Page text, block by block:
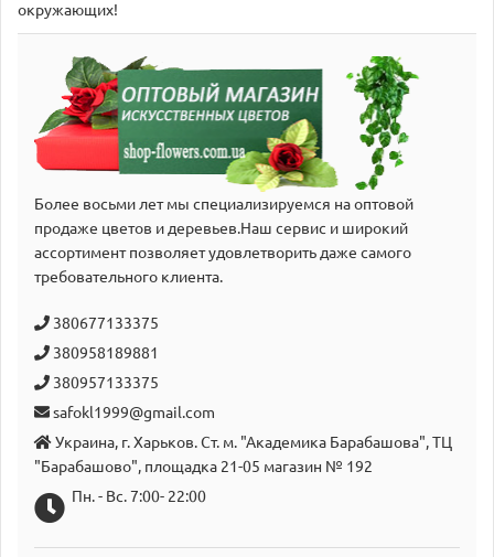
окружающих!
Более восьми лет мы специализируемся на оптовой
продаже цветов и деревьев.Наш сервис и широкий
аcсортимент позволяет удовлетворить даже самого
требовательного клиента.
380677133375
380958189881
380957133375
safokl1999@gmail.com
Украина, г. Харьков. Ст. м. "Академика Барабашова", ТЦ
"Барабашово", площадка 21-05 магазин № 192
Пн. - Вс. 7:00- 22:00